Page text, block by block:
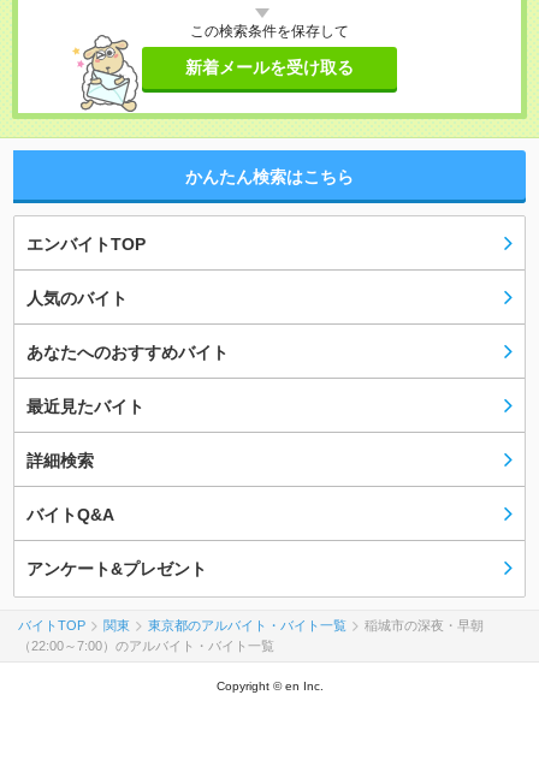
この検索条件を保存して
新着メールを受け取る
かんたん検索はこちら
エンバイトTOP
人気のバイト
あなたへのおすすめバイト
最近見たバイト
詳細検索
バイトQ&A
アンケート&プレゼント
バイトTOP 関東 東京都のアルバイト・バイト一覧
稲城市の深夜・早朝
（22:00～7:00）のアルバイト・バイト一覧
Copyright © en Inc.